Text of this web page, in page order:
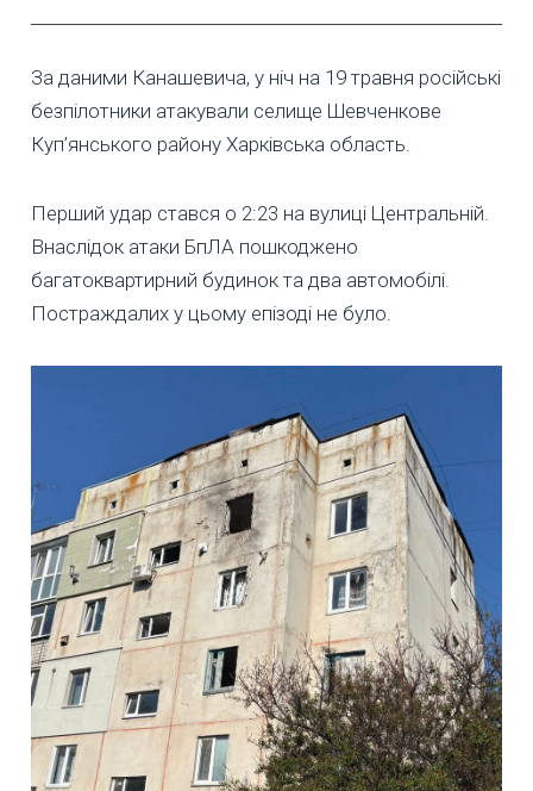
За даними Канашевича, у ніч на 19 травня російські
безпілотники атакували селище Шевченкове
Куп’янського району Харківська область.
Перший удар стався о 2:23 на вулиці Центральній.
Внаслідок атаки БпЛА пошкоджено
багатоквартирний будинок та два автомобілі.
Постраждалих у цьому епізоді не було.